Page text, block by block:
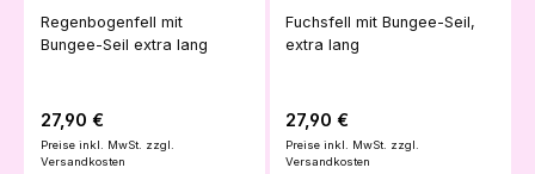
Regenbogenfell mit
Bungee-Seil extra lang
Regulärer Preis:
27,90 €
Preise inkl. MwSt. zzgl.
Versandkosten
Fuchsfell mit Bungee-Seil,
extra lang
Regulärer Preis:
27,90 €
Preise inkl. MwSt. zzgl.
Versandkosten